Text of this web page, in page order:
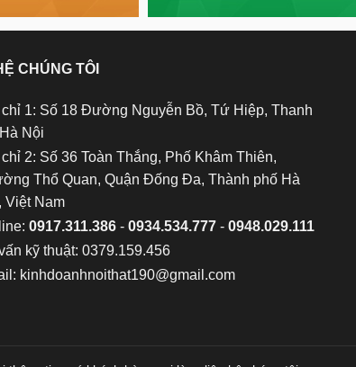
CHÚNG TÔI
1: Số 18 Đường Nguyễn Bồ, Tứ Hiệp, Thanh
Nội
2: Số 36 Toàn Thắng, Phố Khâm Thiên,
Thổ Quan, Quận Đống Đa, Thành phố Hà
Việt Nam
0917.311.386 -0934.534.777 -0948.029.111
kỹ thuật: 0379.159.456
kinhdoanhnoithat190@gmail.com